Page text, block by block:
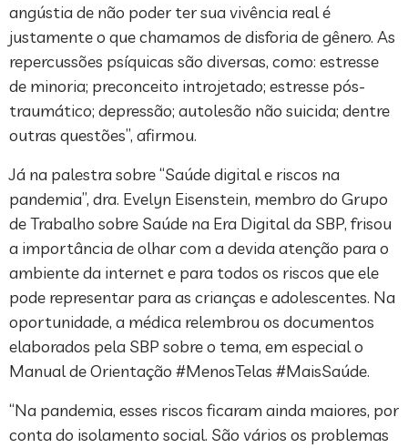
angústia de não poder ter sua vivência real é
justamente o que chamamos de disforia de gênero. As
repercussões psíquicas são diversas, como: estresse
de minoria; preconceito introjetado; estresse pós-
traumático; depressão; autolesão não suicida; dentre
outras questões”, afirmou.
Já na palestra sobre “Saúde digital e riscos na
pandemia”, dra. Evelyn Eisenstein, membro do Grupo
de Trabalho sobre Saúde na Era Digital da SBP, frisou
a importância de olhar com a devida atenção para o
ambiente da internet e para todos os riscos que ele
pode representar para as crianças e adolescentes. Na
oportunidade, a médica relembrou os documentos
elaborados pela SBP sobre o tema, em especial o
Manual de Orientação #MenosTelas #MaisSaúde.
“Na pandemia, esses riscos ficaram ainda maiores, por
conta do isolamento social. São vários os problemas